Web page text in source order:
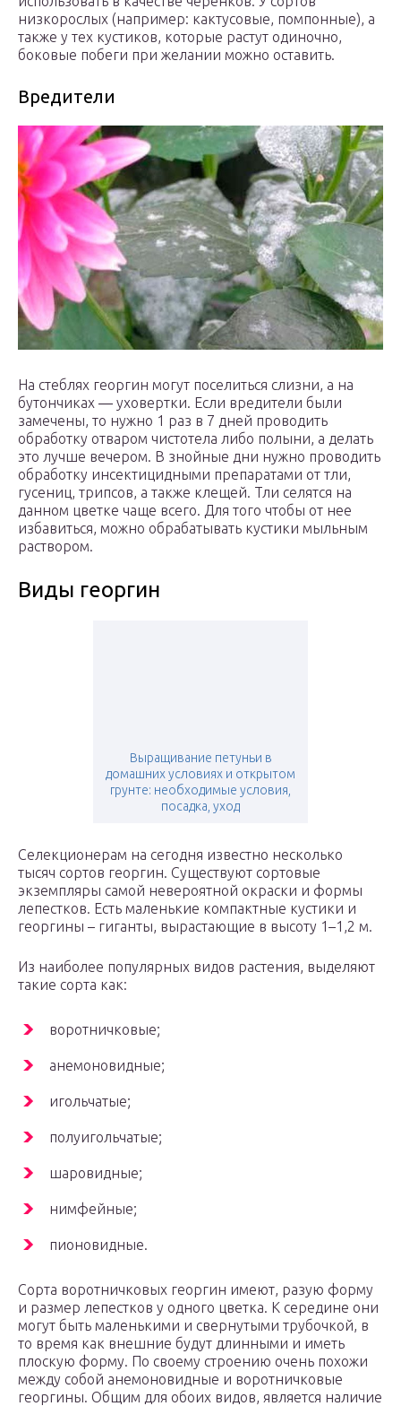
низкорослых (например: кактусовые, помпонные), а
также у тех кустиков, которые растут одиночно,
боковые побеги при желании можно оставить.
Вредители
На стеблях георгин могут поселиться слизни, а на
бутончиках ― уховертки. Если вредители были
замечены, то нужно 1 раз в 7 дней проводить
обработку отваром чистотела либо полыни, а делать
это лучше вечером. В знойные дни нужно проводить
обработку инсектицидными препаратами от тли,
гусениц, трипсов, а также клещей. Тли селятся на
данном цветке чаще всего. Для того чтобы от нее
избавиться, можно обрабатывать кустики мыльным
раствором.
Виды георгин
Выращивание петуньи в
домашних условиях и открытом
грунте: необходимые условия,
посадка, уход
Селекционерам на сегодня известно несколько
тысяч сортов георгин. Существуют сортовые
экземпляры самой невероятной окраски и формы
лепестков. Есть маленькие компактные кустики и
георгины – гиганты, вырастающие в высоту 1–1,2 м.
Из наиболее популярных видов растения, выделяют
такие сорта как:
воротничковые;
анемоновидные;
игольчатые;
полуигольчатые;
шаровидные;
нимфейные;
пионовидные.
Сорта воротничковых георгин имеют, разую форму
и размер лепестков у одного цветка. К середине они
могут быть маленькими и свернутыми трубочкой, в
то время как внешние будут длинными и иметь
плоскую форму. По своему строению очень похожи
между собой анемоновидные и воротничковые
георгины. Общим для обоих видов, является наличие